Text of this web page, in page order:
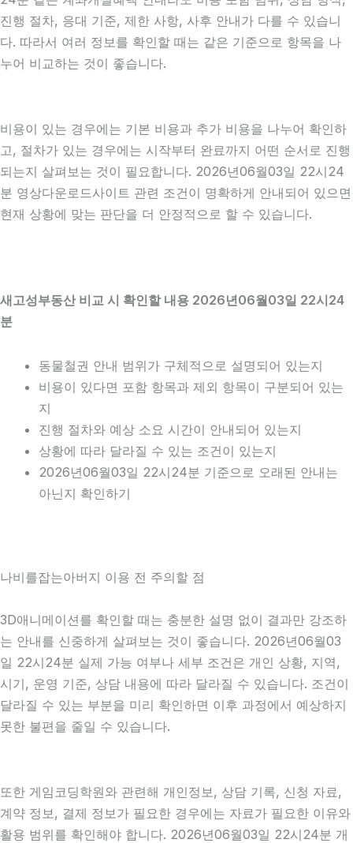
진행 절차, 응대 기준, 제한 사항, 사후 안내가 다를 수 있습니
다. 따라서 여러 정보를 확인할 때는 같은 기준으로 항목을 나
누어 비교하는 것이 좋습니다.
비용이 있는 경우에는 기본 비용과 추가 비용을 나누어 확인하
고, 절차가 있는 경우에는 시작부터 완료까지 어떤 순서로 진행
되는지 살펴보는 것이 필요합니다. 2026년06월03일 22시24
분 영상다운로드사이트 관련 조건이 명확하게 안내되어 있으면
현재 상황에 맞는 판단을 더 안정적으로 할 수 있습니다.
새고성부동산 비교 시 확인할 내용 2026년06월03일 22시24
분
동물철권 안내 범위가 구체적으로 설명되어 있는지
비용이 있다면 포함 항목과 제외 항목이 구분되어 있는
지
진행 절차와 예상 소요 시간이 안내되어 있는지
상황에 따라 달라질 수 있는 조건이 있는지
2026년06월03일 22시24분 기준으로 오래된 안내는
아닌지 확인하기
나비를잡는아버지 이용 전 주의할 점
3D애니메이션를 확인할 때는 충분한 설명 없이 결과만 강조하
는 안내를 신중하게 살펴보는 것이 좋습니다. 2026년06월03
일 22시24분 실제 가능 여부나 세부 조건은 개인 상황, 지역,
시기, 운영 기준, 상담 내용에 따라 달라질 수 있습니다. 조건이
달라질 수 있는 부분을 미리 확인하면 이후 과정에서 예상하지
못한 불편을 줄일 수 있습니다.
또한 게임코딩학원와 관련해 개인정보, 상담 기록, 신청 자료,
계약 정보, 결제 정보가 필요한 경우에는 자료가 필요한 이유와
활용 범위를 확인해야 합니다. 2026년06월03일 22시24분 개